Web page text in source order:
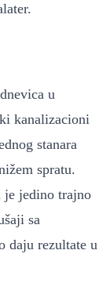
u
kanalizacioni
stanara
spratu.
je jedino trajno
sa
daju rezultate u